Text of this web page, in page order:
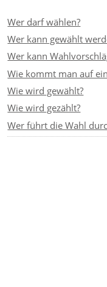
Wer darf wählen?
Wer kann gewählt
Wer kann
Wie kommt man auf
Wie wird gewählt?
Wie wird gezählt?
Wer führt die Wahl